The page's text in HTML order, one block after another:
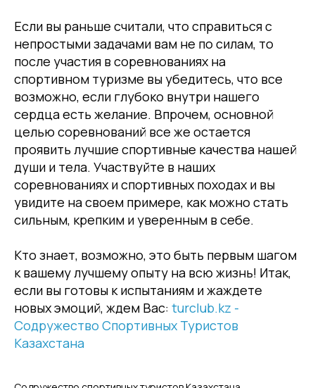
Если вы раньше считали, что справиться с
непростыми задачами вам не по силам, то
после участия в соревнованиях на
спортивном туризме вы убедитесь, что все
возможно, если глубоко внутри нашего
сердца есть желание. Впрочем, основной
целью соревнований все же остается
проявить лучшие спортивные качества нашей
души и тела. Участвуйте в наших
соревнованиях и спортивных походах и вы
увидите на своем примере, как можно стать
сильным, крепким и уверенным в себе.
Кто знает, возможно, это быть первым шагом
к вашему лучшему опыту на всю жизнь! Итак,
если вы готовы к испытаниям и жаждете
новых эмоций, ждем Вас: turclub.kz -
Содружество Спортивных Туристов
Казахстана